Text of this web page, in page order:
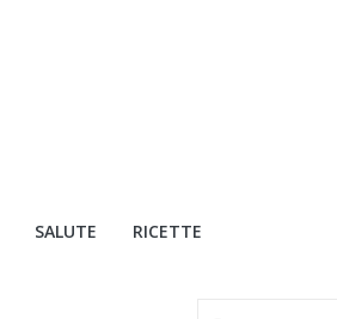
SALUTE RICETTE